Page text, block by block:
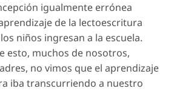
igualmente errónea
de la lectoescritura
niños ingresan a la escuela.
esto, muchos de nosotros,
no vimos que el aprendizaje
iba transcurriendo a nuestro